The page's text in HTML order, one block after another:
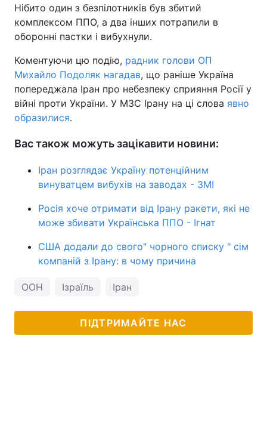
Нібито один з безпілотників був збитий
комплексом ППО, а два інших потрапили в
оборонні пастки і вибухнули.
Коментуючи цю подію, радник голови ОП
Михайло Подоляк нагадав, що раніше Україна
попереджала Іран про небезпеку сприяння Росії у
війні проти України. У МЗС Ірану на ці слова явно
образилися.
Вас також можуть зацікавити новини:
Іран розглядає Україну потенційним
винуватцем вибухів на заводах - ЗМІ
Росія хоче отримати від Ірану ракети, які не
може збивати Українська ППО - Ігнат
США додали до свого" чорного списку " сім
компаній з Ірану: в чому причина
ООН Ізраїль Іран
ПІДТРИМАЙТЕ НАС